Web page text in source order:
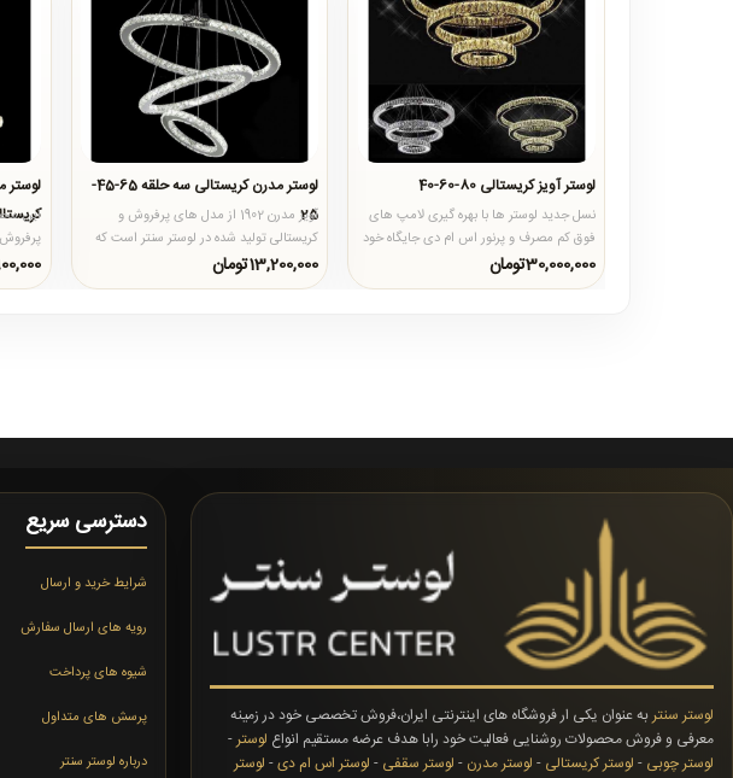
لوستر آویز کریستالی 80-60-40
نسل جدید لوستر ها با بهره گیری لامپ های
فوق کم مصرف و پرنور اس ام دی جایگاه خود
را در سبد خرید مشتری..
30,000,000تومان
لوستر مدرن کریستالی سه حلقه 65-45-
25
آویز مدرن 1902 از مدل های پرفروش و
کریستالی تولید شده در لوستر سنتر است که
علاوه بر سه طبقه در تعدا..
13,200,000تومان
این
امروزه
لوستر سنتربه عنوان یکی ار فروشگاه های اینترنتی ایران،فروش تخصصی خود در زمینه
معرفی و فروش محصولات روشنایی فعالیت خود رابا هدف عرضه مستقیم انواع لوستر-
لوستر چوبی - لوستر کریستالی - لوستر مدرن - لوستر سقفی - لوستر اس ام دی- لوستر
دسترسی سریع
شرایط خرید و ارسال
رویه های ارسال سفارش
شیوه های پرداخت
پرسش های متداول
درباره لوستر سنتر